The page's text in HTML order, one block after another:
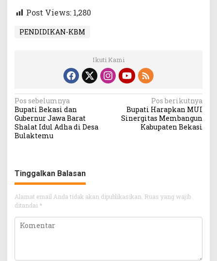
Post Views: 1,280
PENDIDIKAN-KBM
Ikuti Kami
Navigasi
pos
Pos sebelumnya
Bupati Bekasi dan
Gubernur Jawa Barat
Shalat Idul Adha di Desa
Bulaktemu
Pos berikutnya
Bupati Harapkan MUI
Sinergitas Membangun
Kabupaten Bekasi
Tinggalkan Balasan
Alamat email Anda tidak akan dipublikasikan. Ruas yang wajib
ditandai *